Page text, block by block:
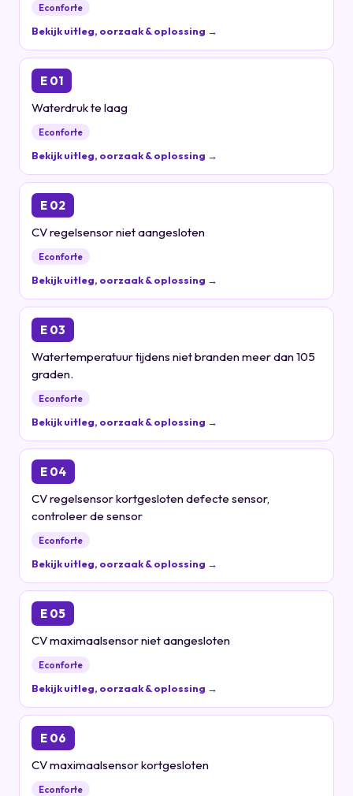
Econforte
Bekijk uitleg, oorzaak & oplossing →
E 01
Waterdruk te laag
Econforte
Bekijk uitleg, oorzaak & oplossing →
E 02
CV regelsensor niet aangesloten
Econforte
Bekijk uitleg, oorzaak & oplossing →
E 03
Watertemperatuur tijdens niet branden meer dan 105
graden.
Econforte
Bekijk uitleg, oorzaak & oplossing →
E 04
CV regelsensor kortgesloten defecte sensor,
controleer de sensor
Econforte
Bekijk uitleg, oorzaak & oplossing →
E 05
CV maximaalsensor niet aangesloten
Econforte
Bekijk uitleg, oorzaak & oplossing →
E 06
CV maximaalsensor kortgesloten
Econforte